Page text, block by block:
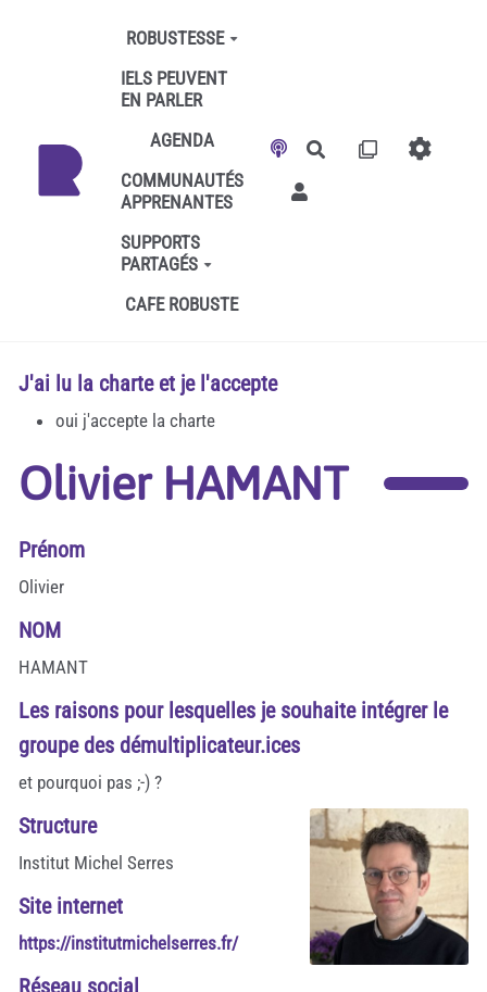
Aller au contenu principal
ROBUSTESSE
IELS PEUVENT
EN PARLER
AGENDA
COMMUNAUTÉS
APPRENANTES
SUPPORTS
PARTAGÉS
CAFE ROBUSTE
Rechercher
J'ai lu la charte et je l'accepte
oui j'accepte la charte
Olivier HAMANT
Prénom
Olivier
NOM
HAMANT
Les raisons pour lesquelles je souhaite intégrer le
groupe des démultiplicateur.ices
et pourquoi pas ;-) ?
Structure
Institut Michel Serres
Site internet
https://institutmichelserres.fr/
Réseau social